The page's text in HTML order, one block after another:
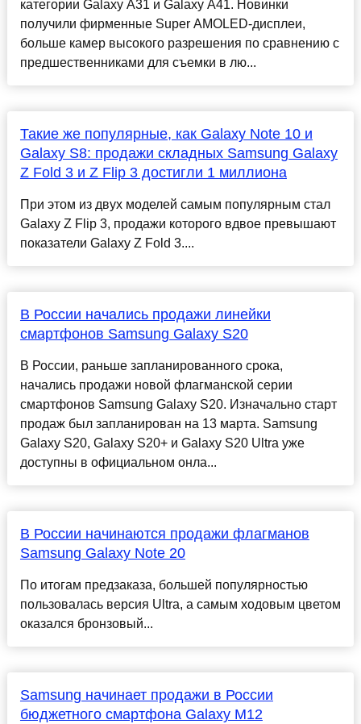
категории Galaxy A31 и Galaxy A41. Новинки
получили фирменные Super AMOLED-дисплеи,
больше камер высокого разрешения по сравнению с
предшественниками для съемки в лю...
Такие же популярные, как Galaxy Note 10 и
Galaxy S8: продажи складных Samsung Galaxy
Z Fold 3 и Z Flip 3 достигли 1 миллиона
При этом из двух моделей самым популярным стал
Galaxy Z Flip 3, продажи которого вдвое превышают
показатели Galaxy Z Fold 3....
В России начались продажи линейки
смартфонов Samsung Galaxy S20
В России, раньше запланированного срока,
начались продажи новой флагманской серии
смартфонов Samsung Galaxy S20. Изначально старт
продаж был запланирован на 13 марта. Samsung
Galaxy S20, Galaxy S20+ и Galaxy S20 Ultra уже
доступны в официальном онла...
В России начинаются продажи флагманов
Samsung Galaxy Note 20
По итогам предзаказа, большей популярностью
пользовалась версия Ultra, а самым ходовым цветом
оказался бронзовый...
Samsung начинает продажи в России
бюджетного смартфона Galaxy M12